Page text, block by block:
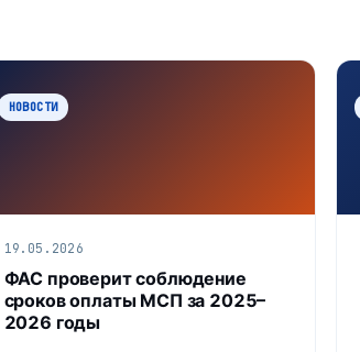
НОВОСТИ
19.05.2026
ФАС проверит соблюдение
сроков оплаты МСП за 2025–
2026 годы